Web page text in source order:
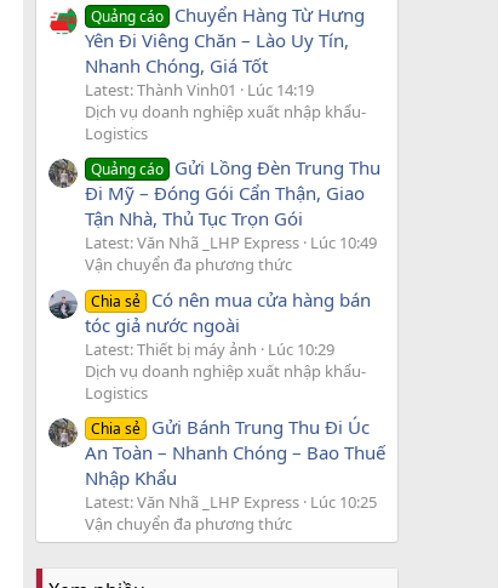
Quảng cáo Chuyển Hàng Từ Hưng
Yên Đi Viêng Chăn – Lào Uy Tín,
Nhanh Chóng, Giá Tốt
Latest: Thành Vinh01
Lúc 14:19
Dịch vụ doanh nghiệp xuất nhập khẩu-
Logistics
Quảng cáo Gửi Lồng Đèn Trung Thu
Đi Mỹ – Đóng Gói Cẩn Thận, Giao
Tận Nhà, Thủ Tục Trọn Gói
Latest: Văn Nhã _LHP Express Lúc 10:49
Vận chuyển đa phương thức
Chia sẻ Có nên mua cửa hàng bán
tóc giả nước ngoài
Latest: Thiết bị máy ảnh
Lúc 10:29
Dịch vụ doanh nghiệp xuất nhập khẩu-
Logistics
Chia sẻ Gửi Bánh Trung Thu Đi Úc
An Toàn – Nhanh Chóng – Bao Thuế
Nhập Khẩu
Latest: Văn Nhã _LHP Express Lúc 10:25
Vận chuyển đa phương thức